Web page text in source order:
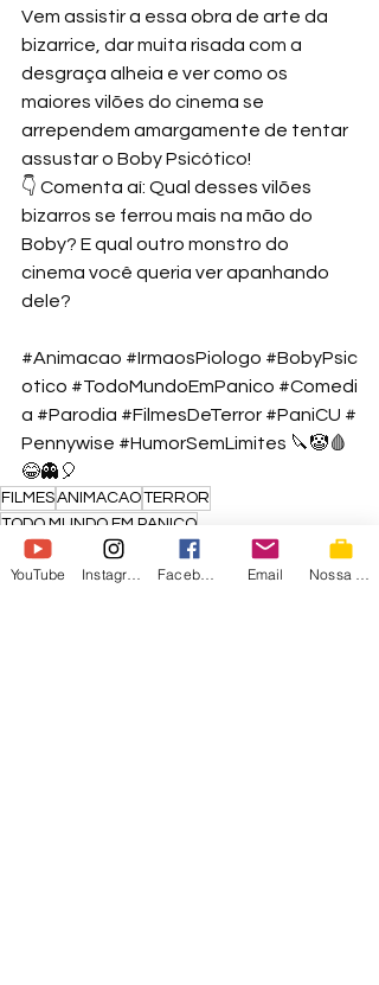
Vem assistir a essa obra de arte da
bizarrice, dar muita risada com a
desgraça alheia e ver como os
maiores vilões do cinema se
arrependem amargamente de tentar
assustar o Boby Psicótico!
👇 Comenta aí: Qual desses vilões
bizarros se ferrou mais na mão do
Boby? E qual outro monstro do
cinema você queria ver apanhando
dele?
#Animacao #IrmaosPiologo #BobyPsic
otico #TodoMundoEmPanico #Comedi
a #Parodia #FilmesDeTerror #PaniCU #
Pennywise #HumorSemLimites 🔪🤡🩸
😂👻🎈
FILMESANIMACAOTERROR
TODO MUNDO EM PANICO
Em destaque
Vídeos
YouTube Email